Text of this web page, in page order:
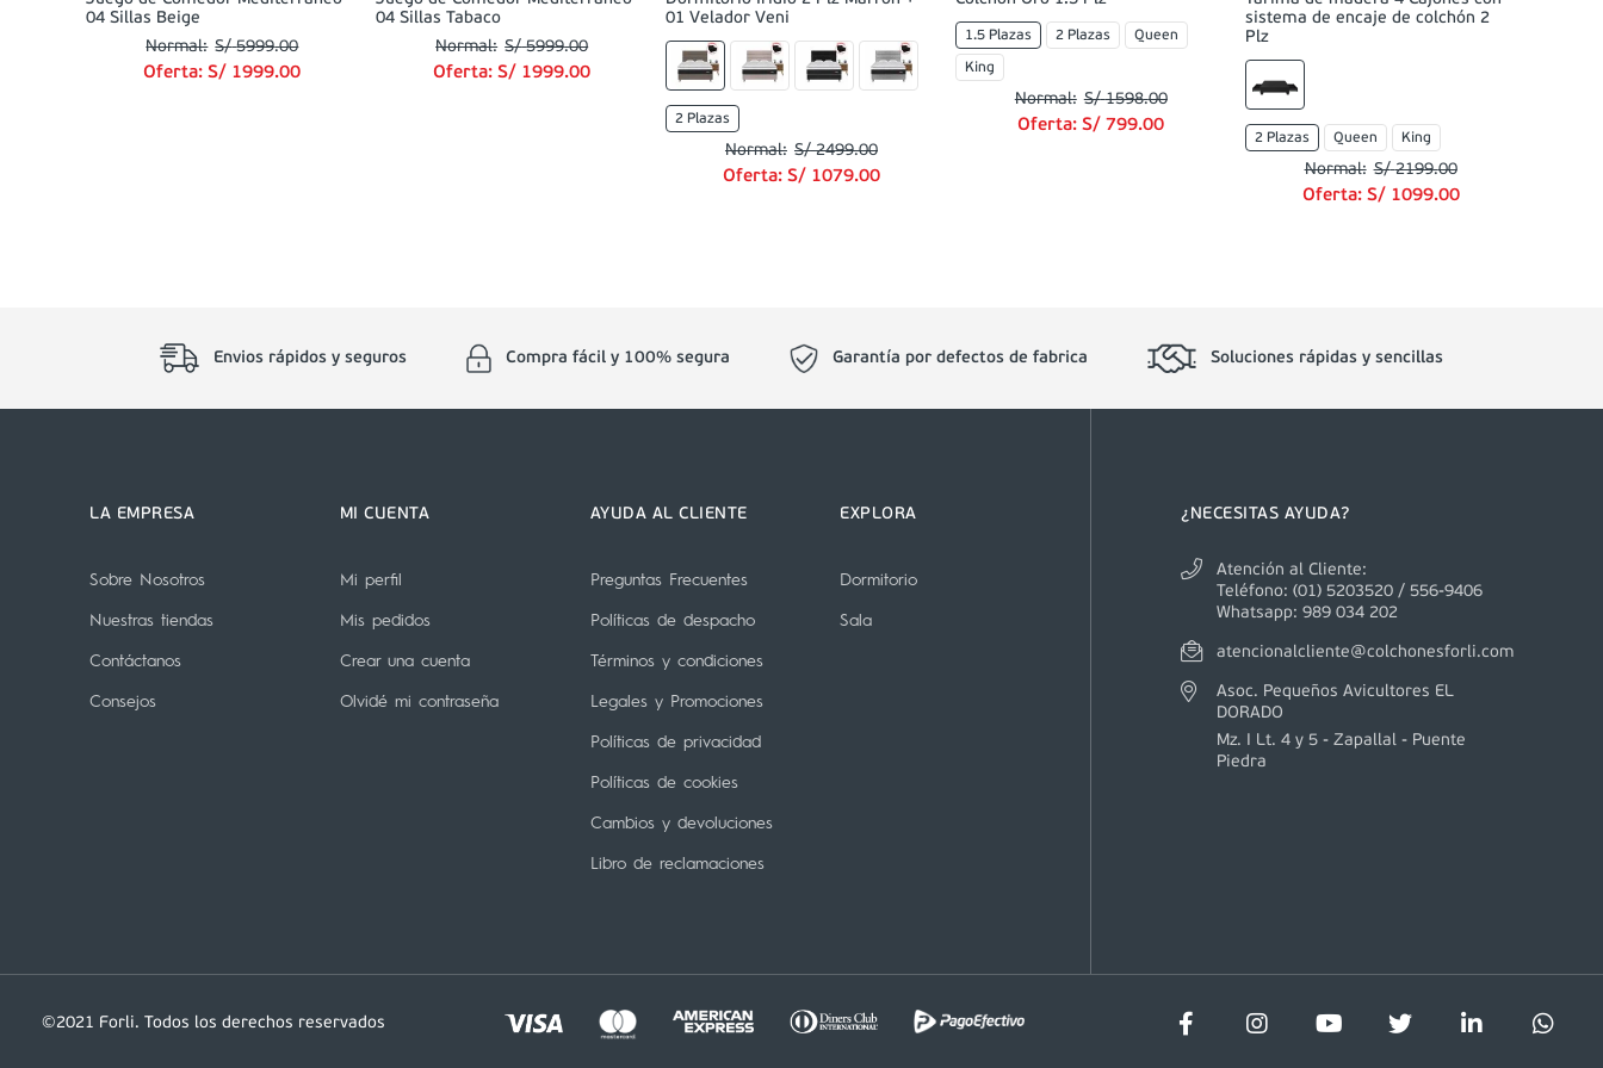
04 Sillas Beige
S/ 5999.00
Oferta:S/ 1999.00
04 Sillas Tabaco
S/ 5999.00
Oferta:S/ 1999.00
01 Velador Veni
2 Plazas
S/ 2499.00
Oferta: S/ 1079.00
1.5 Plazas 2 Plazas Queen
King
S/ 1598.00
Oferta:S/ 799.00
sistema de encaje de colchón 2
Plz
2 Plazas Queen King
S/ 2199.00
Oferta: S/ 1099.00
Envios rápidos y seguros Compra fácil y 100% segura Garantía por defectos de fabrica Soluciones rápidas y sencillas
LA EMPRESA
Sobre Nosotros
Nuestras tiendas
Contáctanos
Consejos
MI CUENTA
Mi perfil
Mis pedidos
Crear una cuenta
Olvidé mi contraseña
AYUDA AL CLIENTE
Preguntas Frecuentes
Políticas de despacho
Términos y condiciones
Legales y Promociones
Políticas de privacidad
Políticas de cookies
Cambios y devoluciones
Libro de reclamaciones
EXPLORA
Dormitorio
Sala
¿NECESITAS AYUDA?
Atención al Cliente:
Teléfono: (01) 5203520 / 556-9406
Whatsapp: 989 034 202
atencionalcliente@colchonesforli.com
Asoc. Pequeños Avicultores EL
DORADO
Mz. I Lt. 4 y 5 - Zapallal - Puente
Piedra
©2021 Forli. Todos los derechos reservados